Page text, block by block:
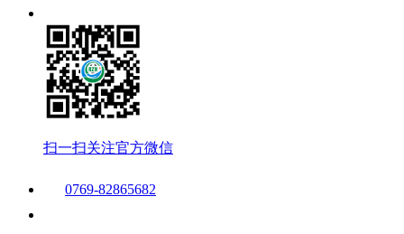
扫一扫关注官方微信
0769-82865682